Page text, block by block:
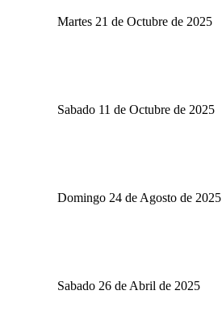
Martes 21 de Octubre de 2025
Sabado 11 de Octubre de 2025
Domingo 24 de Agosto de 2025
Sabado 26 de Abril de 2025